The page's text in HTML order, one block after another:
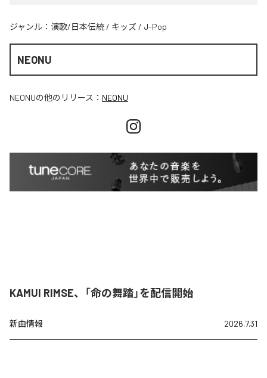
ジャンル： 演歌/日本伝統 / キッズ / J-Pop
NEONU
NEONUの他のリリース： NEONU
KAMUI RIMSE、「命の舞踏」を配信開始
新曲情報 2026.7.31